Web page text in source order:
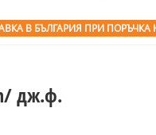
В БЪЛГАРИЯ ПРИ ПОРЪЧКА
дж.ф.